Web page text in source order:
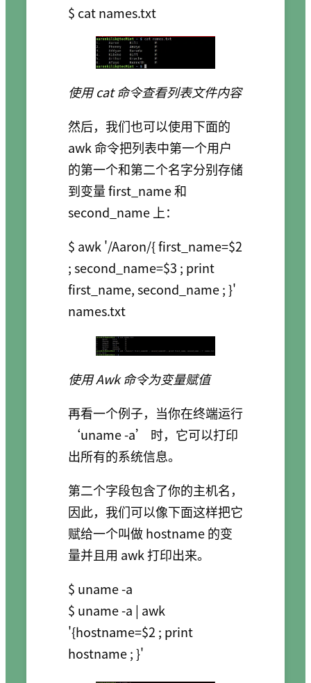
使用 cat 命令查看列表文件内容
然后，我们也可以使用下面的
awk 命令把列表中第一个用户
的第一个和第二个名字分别存储
到变量 first_name 和
second_name 上：
$ awk '/Aaron/{ first_name=$2
; second_name=$3 ; print
first_name, second_name ; }'
使用 Awk 命令为变量赋值
再看一个例子，当你在终端运行
‘uname -a’ 时，它可以打印
出所有的系统信息。
第二个字段包含了你的主机名，
因此，我们可以像下面这样把它
赋给一个叫做 hostname 的变
量并且用 awk 打印出来。
$ uname -a
$ uname -a | awk
'{hostname=$2 ; print